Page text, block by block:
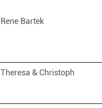
Rene Bartek
Theresa & Christoph